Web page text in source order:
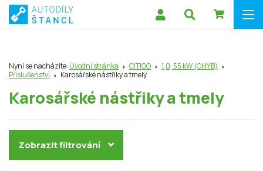
Nyní se nacházíte: Úvodní stránka CITIGO
1,0, 55 kW (CHYB)
Příslušenství
Karosářské nástřiky a tmely
Karosářské nástřiky a tmely
Zobrazit filtrování